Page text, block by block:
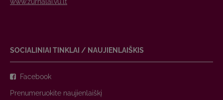
SOCIALINIAI TINKLAI / NAUJIENLAIŠKIS
Facebook
Prenumeruokite naujienlaiškį